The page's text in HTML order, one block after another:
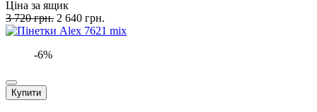
Ціна за ящик
3 720 грн. 2 640 грн.
-6%
Купити